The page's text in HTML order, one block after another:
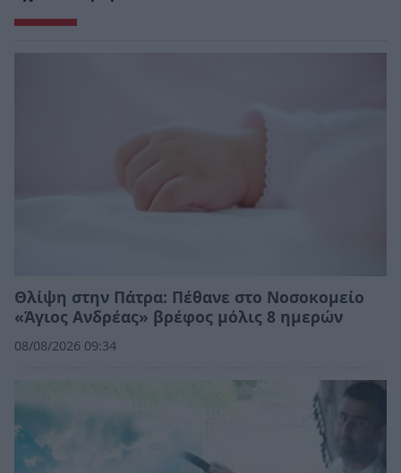
Θλίψη στην Πάτρα: Πέθανε στο Νοσοκομείο
«Άγιος Ανδρέας» βρέφος μόλις 8 ημερών
08/08/2026 09:34